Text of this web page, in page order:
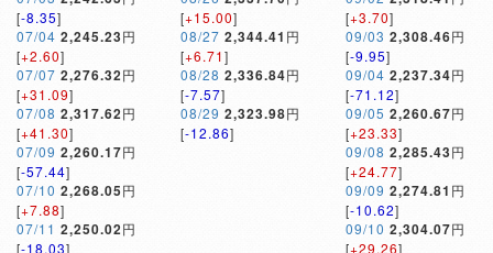
[-8.35]
07/04 2,245.23円
[+2.60]
07/07 2,276.32円
[+31.09]
07/08 2,317.62円
[+41.30]
07/09 2,260.17円
[-57.44]
07/10 2,268.05円
[+7.88]
07/11 2,250.02円
[-18.03]
[+15.00]
08/27 2,344.41 円
[+6.71]
08/28 2,336.84円
[-7.57]
08/29 2,323.98円
[-12.86]
[+3.70]
09/03 2,308.46円
[-9.95]
09/04 2,237.34円
[-71.12]
09/05 2,260.67円
[+23.33]
09/08 2,285.43円
[+24.77]
09/09 2,274.81 円
[-10.62]
09/10 2,304.07円
[+29.26]